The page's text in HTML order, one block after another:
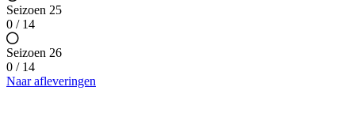
Seizoen 25
0 / 14
Seizoen 26
0 / 14
Naar afleveringen